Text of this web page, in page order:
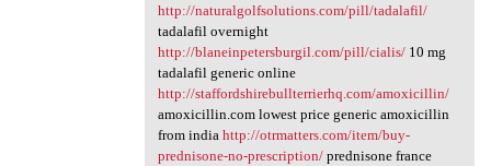
http://naturalgolfsolutions.com/pill/tadalafil/
tadalafil overnight
http://blaneinpetersburgil.com/pill/cialis/10 mg
tadalafil generic online
http://staffordshirebullterrierhq.com/amoxicillin/
amoxicillin.com lowest price generic amoxicillin
from india http://otrmatters.com/item/buy-
prednisone-no-prescription/prednisone france